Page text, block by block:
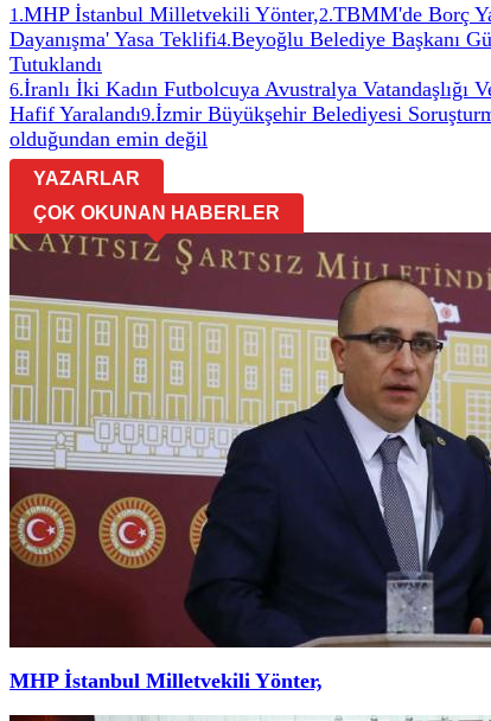
1 .MHP İstanbul Milletvekili Yönter,2.TBMM'de Borç
Dayanışma' Yasa Teklifi4.Beyoğlu Belediye Başkanı
Tutuklandı
6.İranlı İki Kadın Futbolcuya Avustralya Vatandaşlığı
Hafif Yaralandı9.İzmir Büyükşehir Belediyesi
olduğundan emin değil
YAZARLAR
ÇOK OKUNAN HABERLER
MHP İstanbul Milletvekili Yönter,